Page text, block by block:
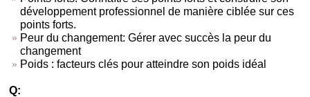
développement professionnel de manière ciblée sur ces
points forts.
Peur du changement: Gérer avec succès la peur du
changement
Poids : facteurs clés pour atteindre son poids idéal
Q: